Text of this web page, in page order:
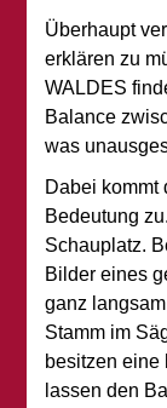
Überhaupt
erklären zu
WALDES
Balance
was
Dabei kommt
Bedeutung
Schauplatz.
Bilder eines
ganz
Stamm im
besitzen eine
lassen den